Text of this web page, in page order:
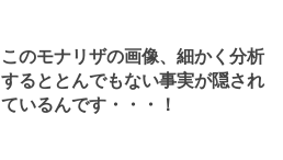
このモナリザの画像、細かく分析
するととんでもない事実が隠され
ているんです・・・！